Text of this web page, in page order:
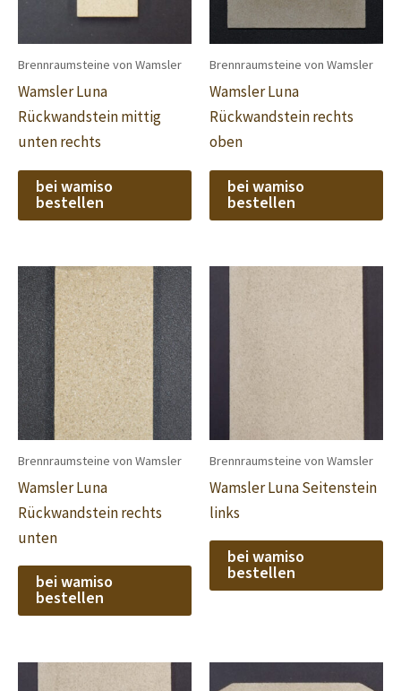
Brennraumsteine von Wamsler
Wamsler Luna
Rückwandstein mittig
unten rechts
bei wamiso
bestellen
Brennraumsteine von Wamsler
Wamsler Luna
Rückwandstein rechts
oben
bei wamiso
bestellen
Brennraumsteine von Wamsler
Wamsler Luna
Rückwandstein rechts
unten
bei wamiso
bestellen
Brennraumsteine von Wamsler
Wamsler Luna Seitenstein
links
bei wamiso
bestellen